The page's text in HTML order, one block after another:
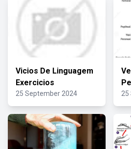
Vicios De Linguagem
Exercicios
25 September 2024 25